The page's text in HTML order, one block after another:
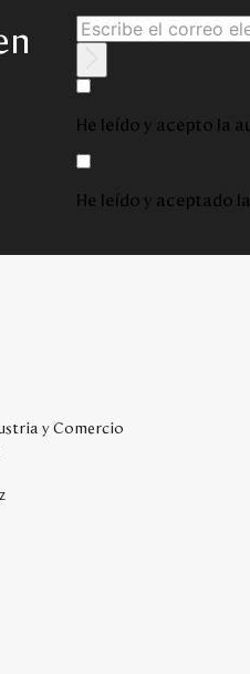
He leído y acepto la
He leído y aceptado la
y Comercio